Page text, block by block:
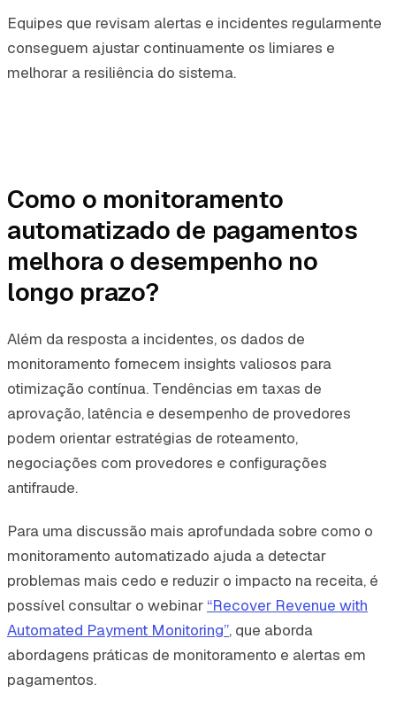
Equipes que revisam alertas e incidentes regularmente
conseguem ajustar continuamente os limiares e
melhorar a resiliência do sistema.
Como o monitoramento
automatizado de pagamentos
melhora o desempenho no
longo prazo?
Além da resposta a incidentes, os dados de
monitoramento fornecem insights valiosos para
otimização contínua. Tendências em taxas de
aprovação, latência e desempenho de provedores
podem orientar estratégias de roteamento,
negociações com provedores e configurações
antifraude.
Para uma discussão mais aprofundada sobre como o
monitoramento automatizado ajuda a detectar
problemas mais cedo e reduzir o impacto na receita, é
possível consultar o webinar “Recover Revenue with
Automated Payment Monitoring”, que aborda
abordagens práticas de monitoramento e alertas em
pagamentos.